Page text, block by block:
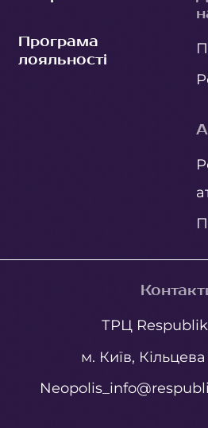
Програма
лояльності
ТРЦ
м. Київ,